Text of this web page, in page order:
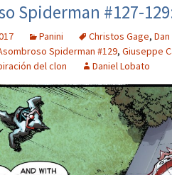
Spiderman #127-
Panini Christos Gage,
Spiderman #129, Giuseppe
del clon
Daniel Lobato